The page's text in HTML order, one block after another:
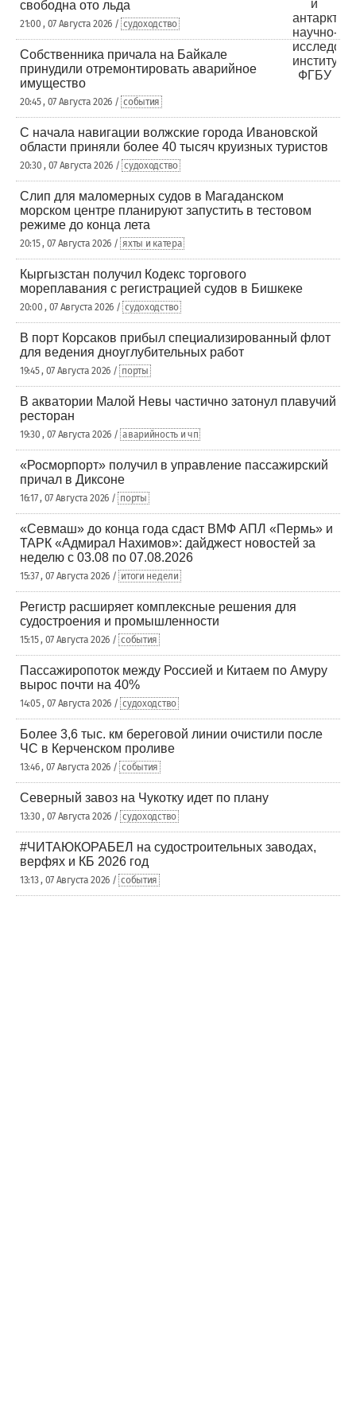
свободна ото льда
21:00 , 07 Августа 2026 / судоходство
Собственника причала на Байкале
принудили отремонтировать аварийное
имущество
20:45 , 07 Августа 2026 / события
С начала навигации волжские города Ивановской
области приняли более 40 тысяч круизных туристов
20:30 , 07 Августа 2026 / судоходство
Слип для маломерных судов в Магаданском
морском центре планируют запустить в тестовом
режиме до конца лета
20:15 , 07 Августа 2026 / яхты и катера
Кыргызстан получил Кодекс торгового
мореплавания с регистрацией судов в Бишкеке
20:00 , 07 Августа 2026 / судоходство
В порт Корсаков прибыл специализированный флот
для ведения дноуглубительных работ
19:45 , 07 Августа 2026 / порты
В акватории Малой Невы частично затонул плавучий
ресторан
19:30 , 07 Августа 2026 / аварийность и чп
«Росморпорт» получил в управление пассажирский
причал в Диксоне
16:17 , 07 Августа 2026 / порты
«Севмаш» до конца года сдаст ВМФ АПЛ «Пермь» и
ТАРК «Адмирал Нахимов»: дайджест новостей за
неделю с 03.08 по 07.08.2026
15:37 , 07 Августа 2026 / итоги недели
Регистр расширяет комплексные решения для
судостроения и промышленности
15:15 , 07 Августа 2026 / события
Пассажиропоток между Россией и Китаем по Амуру
вырос почти на 40%
14:05 , 07 Августа 2026 / судоходство
Более 3,6 тыс. км береговой линии очистили после
ЧС в Керченском проливе
13:46 , 07 Августа 2026 / события
Северный завоз на Чукотку идет по плану
13:30 , 07 Августа 2026 / судоходство
#ЧИТАЮКОРАБЕЛ на судостроительных заводах,
верфях и КБ 2026 год
13:13 , 07 Августа 2026 / события